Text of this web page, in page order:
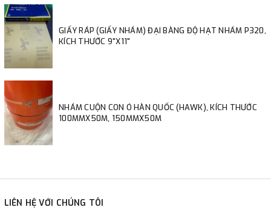
GIẤY RÁP (GIẤY NHÁM) ĐẠI BÀNG ĐỘ HẠT NHÁM P320,
KÍCH THƯỚC 9"X11"
NHÁM CUỘN CON Ó HÀN QUỐC (HAWK), KÍCH THƯỚC
100MMX50M, 150MMX50M
LIÊN HỆ VỚI CHÚNG TÔI